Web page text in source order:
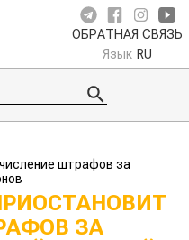
ОБРАТНАЯ СВЯЗЬ
Язык RU
штрафов за
ЗА